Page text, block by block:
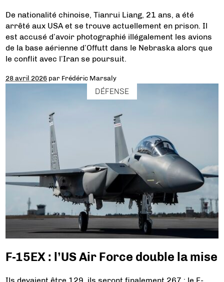
De nationalité chinoise, Tianrui Liang, 21 ans, a été
arrêté aux USA et se trouve actuellement en prison. Il
est accusé d’avoir photographié illégalement les avions
de la base aérienne d’Offutt dans le Nebraska alors que
le conflit avec l’Iran se poursuit.
28 avril 2026 par Frédéric Marsaly
DÉFENSE
F-15EX : l’US Air Force double la mise